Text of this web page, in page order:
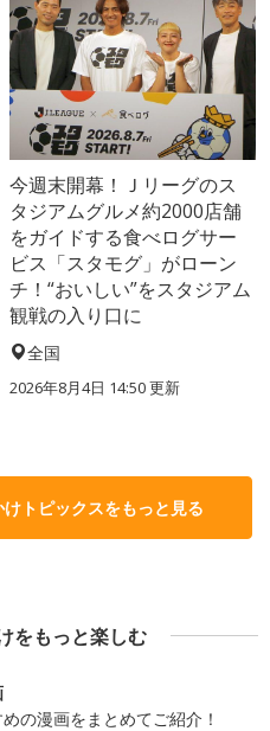
今週末開幕！Ｊリーグのス
タジアムグルメ約2000店舗
をガイドする食べログサー
ビス「スタモグ」がローン
チ！“おいしい”をスタジアム
観戦の入り口に
全国
2026年8月4日 14:50更新
トピックスをもっと見る
をもっと楽しむ
の漫画をまとめてご紹介！